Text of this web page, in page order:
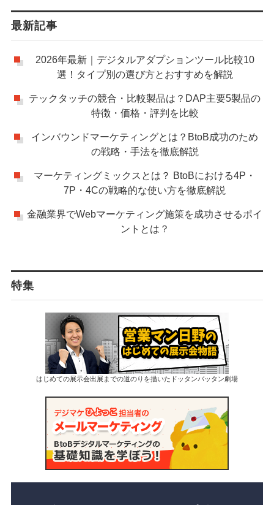
最新記事
2026年最新｜デジタルアダプションツール比較10
選！タイプ別の選び方とおすすめを解説
テックタッチの競合・比較製品は？DAP主要5製品の
特徴・価格・評判を比較
インバウンドマーケティングとは？BtoB成功のため
の戦略・手法を徹底解説
マーケティングミックスとは？ BtoBにおける4P・
7P・4Cの戦略的な使い方を徹底解説
金融業界でWebマーケティング施策を成功させるポイ
ントとは？
特集
はじめての展示会出展までの道のりを描いたドッタンバッタン劇場